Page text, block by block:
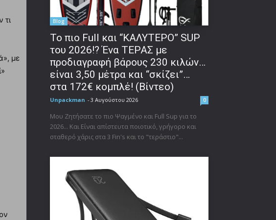
τι
με
Blog
To πιο Full και “ΚΑΛΥΤΕΡΟ” SUP
του 2026!? Ένα ΤΕΡΑΣ με
προδιαγραφή βάρους 230 κιλών…
είναι 3,50 μέτρα και “σκίζει”…
στα 172€ κομπλέ! (Βίντεο)
Unpackman - 3 Αυγούστου 2026 0
Μου Ζητήσατε το πιο Ψαγμένο και Full Sup για το
2026... Και Είναι απίστευτα ποιοτικό, γρήγορο και
σταθερό χάρις στα 3 Fin's και το "τεράστιο"...